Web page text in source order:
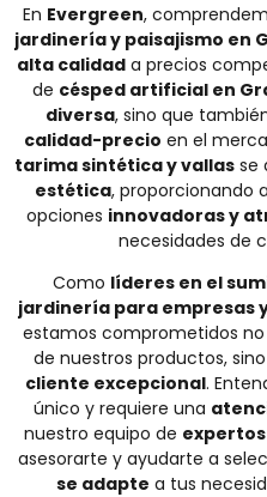
En Evergreen,
jardinería y paisajismo en
alta calidada precios
de césped artificial en
diversa, sino que
calidad-precio en el
tarima sintética y vallas se
estética, proporcionando
opciones innovadoras y
necesidades de
Como líderes en el
jardinería para empresas
estamos comprometidos no
de nuestros productos,
cliente excepcional.
único y requiere una
nuestro equipo de expertos
asesorarte y ayudarte a
se adapte a tus